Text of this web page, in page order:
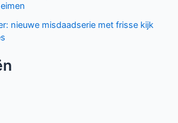
nieuwe misdaadserie met frisse kijk